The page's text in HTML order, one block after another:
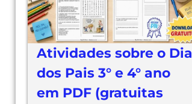
Atividades sobre o Dia
dos Pais 3° e 4° ano
em PDF (gratuitas